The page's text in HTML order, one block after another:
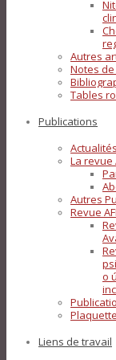
Autres
Notes
Tables
Publications
La revue
Autres
Revue
o
Liens de travail